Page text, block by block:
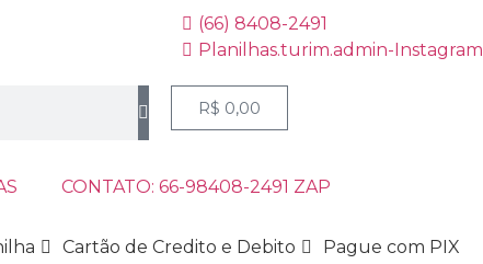
(66) 8408-2491
Planilhas.turim.admin-Instagram
R$ 0,00
CONTATO: 66-98408-2491 ZAP
Cartão de Credito e Debito Pague com PIX